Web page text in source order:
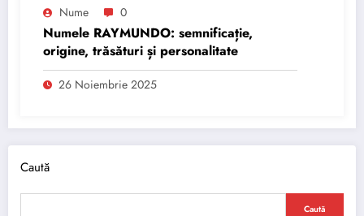
Nume 0
Numele RAYMUNDO: semnificație,
origine, trăsături și personalitate
26 Noiembrie 2025
Caută
Caută